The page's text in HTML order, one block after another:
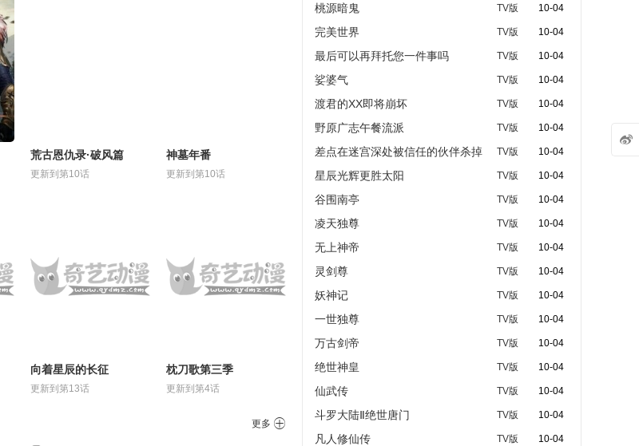
荒古恩仇录·破风篇
更新到第10话
神墓年番
更新到第10话
向着星辰的长征
更新到第13话
枕刀歌第三季
更新到第4话
更多 
10-04
桃源暗鬼 TV版
10-04
完美世界 TV版
10-04
最后可以再拜托您一件事吗 TV版
10-04
娑婆气 TV版
10-04
渡君的XX即将崩坏 TV版
10-04
野原广志午餐流派 TV版
10-04
差点在迷宫深处被信任的伙伴杀掉 TV版
10-04
星辰光辉更胜太阳 TV版
10-04
谷围南亭 TV版
10-04
凌天独尊 TV版
10-04
无上神帝 TV版
10-04
灵剑尊 TV版
10-04
妖神记 TV版
10-04
一世独尊 TV版
10-04
万古剑帝 TV版
10-04
绝世神皇 TV版
10-04
仙武传 TV版
10-04
斗罗大陆Ⅱ绝世唐门 TV版
10-04
凡人修仙传 TV版
